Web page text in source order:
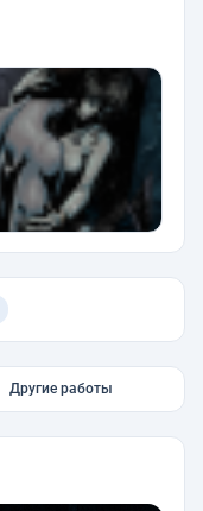
Другие работы